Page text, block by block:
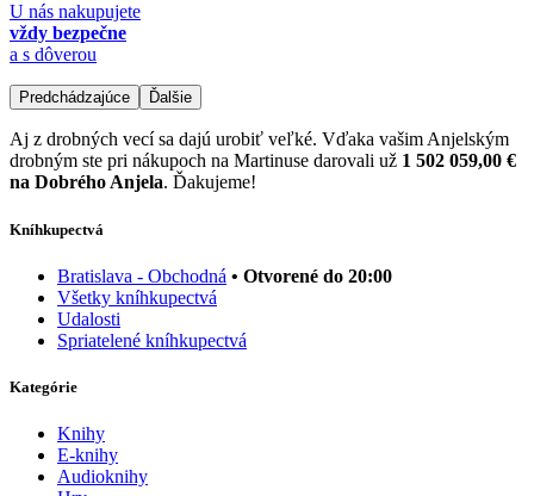
U nás nakupujete
vždy bezpečne
a s dôverou
Predchádzajúce Ďalšie
Aj z drobných vecí sa dajú urobiť veľké. Vďaka vašim Anjelským
drobným ste pri nákupoch na Martinuse darovali už 1 502 059,00 €
na Dobrého Anjela. Ďakujeme!
Kníhkupectvá
Bratislava - Obchodná • Otvorené do 20:00
Všetky kníhkupectvá
Udalosti
Spriatelené kníhkupectvá
Kategórie
Knihy
E-knihy
Audioknihy